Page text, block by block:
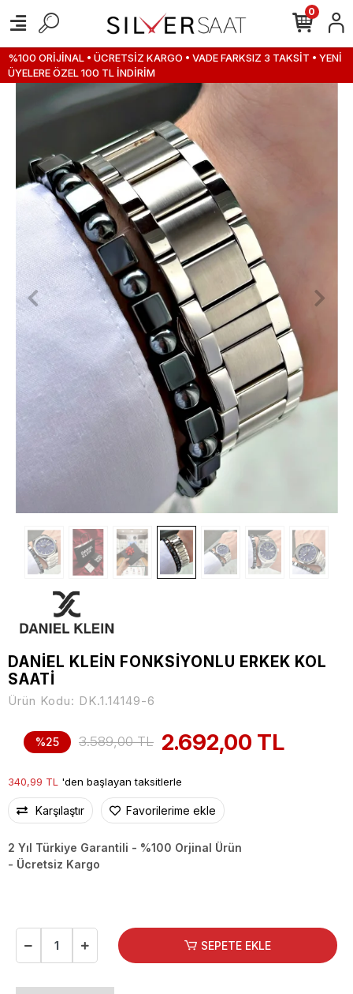
%100 ORİJİNAL • ÜCRETSİZ KARGO • VADE FARKSIZ 3 TAKSİT • YENİ
ÜYELERE ÖZEL 100 TL İNDİRİM
0
DANİEL KLEİN FONKSİYONLU ERKEK KOL
SAATİ
Ürün Kodu: DK.1.14149-6
%25 3.589,00 TL 2.692,00 TL
340,99 TL 'den başlayan taksitlerle
Karşılaştır Favorilerime ekle
2 Yıl Türkiye Garantili - %100 Orjinal Ürün
- Ücretsiz Kargo
SEPETE EKLE